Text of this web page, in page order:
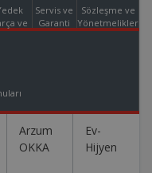
ve
Servis ve
Garanti
Sözleşme ve
Yönetmelikler
Arzum
OKKA
Ev-
Hijyen